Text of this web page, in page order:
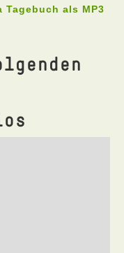
Tagebuch als MP3